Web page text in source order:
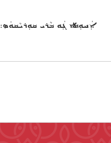
ܐܲܚܘܼܬܐ ܓܲܘ ܡܵܪܝ ܩܘܼܪܝܵܩܘܿܣ: